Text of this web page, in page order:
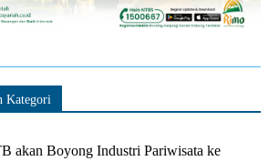
Kategori
akan Boyong Industri Pariwisata ke